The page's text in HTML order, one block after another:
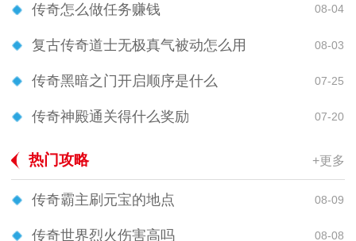
传奇怎么做任务赚钱 08-04
复古传奇道士无极真气被动怎么用 08-03
传奇黑暗之门开启顺序是什么 07-25
传奇神殿通关得什么奖励 07-20
热门攻略 +更多
传奇霸主刷元宝的地点 08-09
传奇世界烈火伤害高吗 08-08